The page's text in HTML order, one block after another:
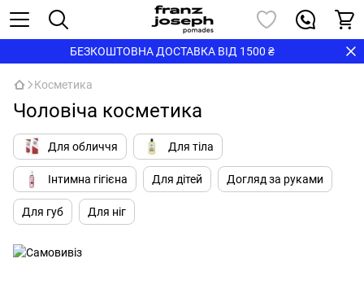
БЕЗКОШТОВНА ДОСТАВКА ВІД 1500 ₴
Косметика
Чоловіча косметика
Для обличчя Для тіла
Інтимна гігієна Для дітей Догляд за руками
Для губ Для ніг